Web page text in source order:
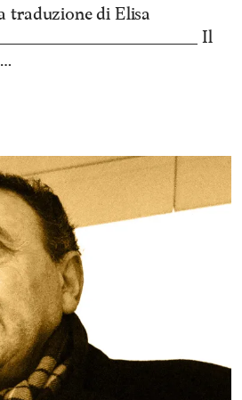
traduzione di Elisa
Il